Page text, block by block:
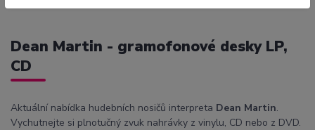
Dean Martin - gramofonové desky LP,
CD
Aktuální nabídka hudebních nosičů interpreta Dean Martin.
Vychutnejte si plnotučný zvuk nahrávky z vinylu, CD nebo z DVD.